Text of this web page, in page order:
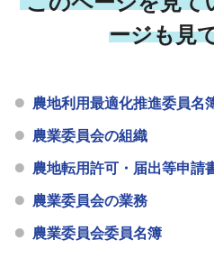
ージも見
農地利用最適化推進委員名
農業委員会の組織
農地転用許可・届出等申請
農業委員会の業務
農業委員会委員名簿